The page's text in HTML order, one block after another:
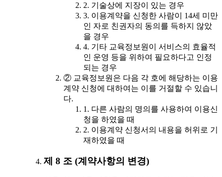
2. 기술상에 지장이 있는 경우
3. 이용계약을 신청한 사람이 14세 미만
인 자로 친권자의 동의를 득하지 않았
을 경우
4. 기타 교육정보원이 서비스의 효율적
인 운영 등을 위하여 필요하다고 인정
되는 경우
② 교육정보원은 다음 각 호에 해당하는 이용
계약 신청에 대하여는 이를 거절할 수 있습니
다.
1. 다른 사람의 명의를 사용하여 이용신
청을 하였을 때
2. 이용계약 신청서의 내용을 허위로 기
재하였을 때
제 8 조 (계약사항의 변경)